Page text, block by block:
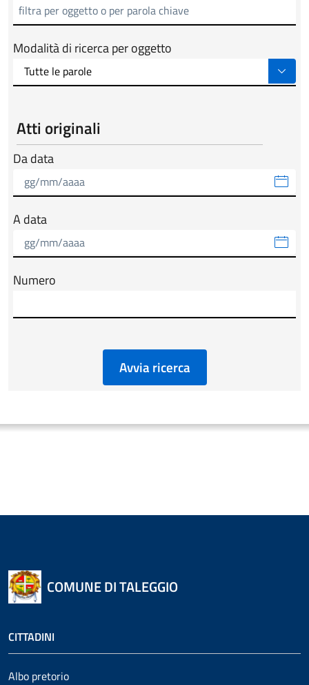
Modalità di ricerca per oggetto
Atti originali
Da data
A data
Numero
Avvia ricerca
COMUNE DI TALEGGIO
CITTADINI
Albo pretorio